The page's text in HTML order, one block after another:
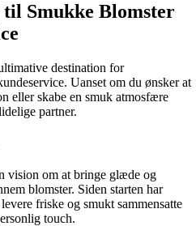
Smukke Blomster
destination for
Uanset om du ønsker at
eller skabe en smuk atmosfære
partner.
vision om at bringe glæde og
blomster. Siden starten har
friske og smukt sammensatte
touch.